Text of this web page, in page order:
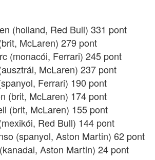
(holland, Red Bull) 331 pont
McLaren) 279 pont
(monacói, Ferrari) 245 pont
McLaren) 237 pont
Ferrari) 190 pont
(brit, McLaren) 174 pont
(brit, McLaren) 155 pont
Red Bull) 144 pont
(spanyol, Aston Martin) 62 pont
Aston Martin) 24 pont